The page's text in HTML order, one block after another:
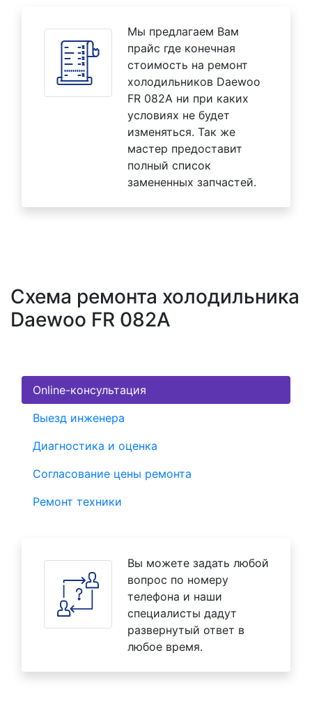
Мы предлагаем Вам
прайс где конечная
стоимость на ремонт
холодильников Daewoo
FR 082A ни при каких
условиях не будет
изменяться. Так же
мастер предоставит
полный список
замененных запчастей.
Схема ремонта холодильника
Daewoo FR 082A
Online-консультация
Выезд инженера
Диагностика и оценка
Согласование цены ремонта
Ремонт техники
Вы можете задать любой
вопрос по номеру
телефона и наши
специалисты дадут
развернутый ответ в
любое время.